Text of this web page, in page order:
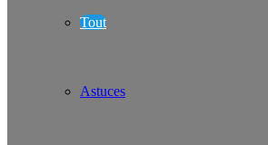
Tout
Astuces